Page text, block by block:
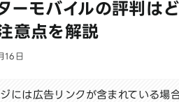
ーモバイルの評判は
意点を解説
16日
には広告リンクが含まれている場合